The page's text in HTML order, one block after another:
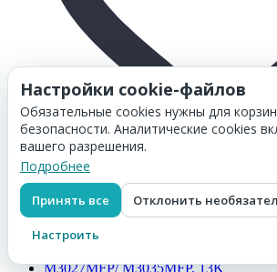
Товар добавлен в
Картридж Hi-Black (HB-CE285A) для
P1120W/ M1212nf/ M1132MFP/ Canon
541₽
Перейти в корзину
Настройки cookie-файлов
Обязательные cookies нужны для
безопасности. Аналитические cookies
вашего разрешения.
Подробнее
Принять все Отклонить
Настроить